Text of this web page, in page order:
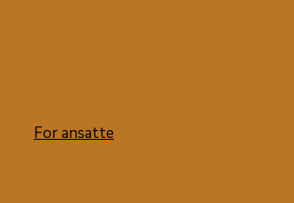
For ansatte